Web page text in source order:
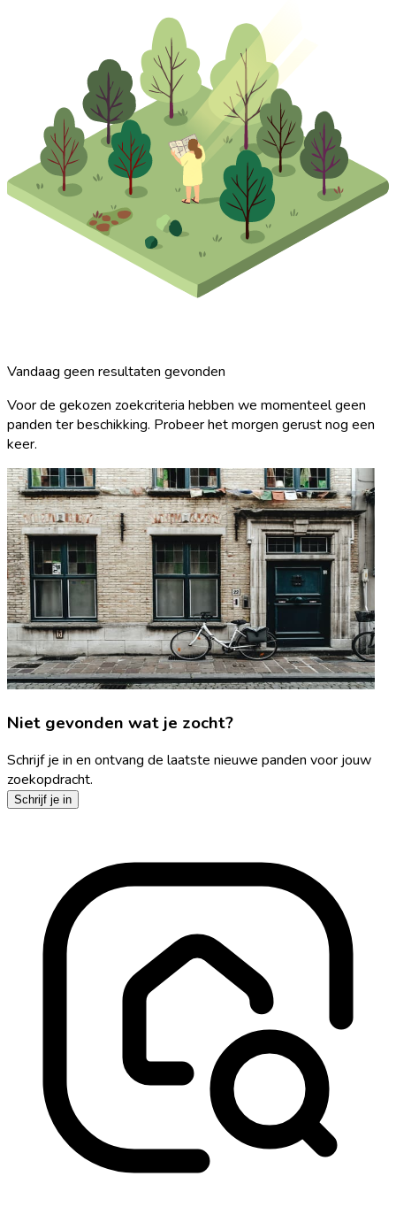
Vandaag geen resultaten gevonden
Voor de gekozen zoekcriteria hebben we momenteel geen
panden ter beschikking. Probeer het morgen gerust nog een
keer.
Niet gevonden wat je zocht?
Schrijf je in en ontvang de laatste nieuwe panden voor jouw
zoekopdracht.
Schrijf je in